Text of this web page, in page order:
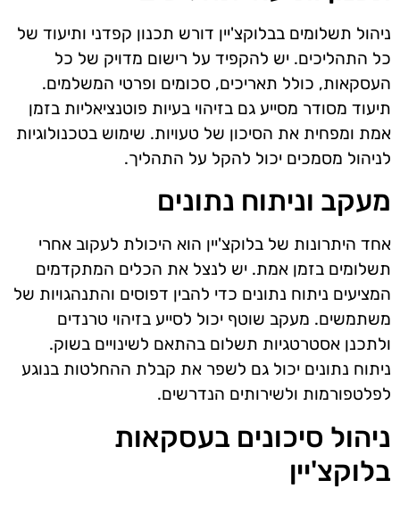
ניהול תשלומים בבלוקצ'יין דורש תכנון קפדני ותיעוד של
כל התהליכים. יש להקפיד על רישום מדויק של כל
העסקאות, כולל תאריכים, סכומים ופרטי המשלמים.
תיעוד מסודר מסייע גם בזיהוי בעיות פוטנציאליות בזמן
אמת ומפחית את הסיכון של טעויות. שימוש בטכנולוגיות
לניהול מסמכים יכול להקל על התהליך.
מעקב וניתוח נתונים
אחד היתרונות של בלוקצ'יין הוא היכולת לעקוב אחרי
תשלומים בזמן אמת. יש לנצל את הכלים המתקדמים
המציעים ניתוח נתונים כדי להבין דפוסים והתנהגויות של
משתמשים. מעקב שוטף יכול לסייע בזיהוי טרנדים
ולתכנן אסטרטגיות תשלום בהתאם לשינויים בשוק.
ניתוח נתונים יכול גם לשפר את קבלת ההחלטות בנוגע
לפלטפורמות ולשירותים הנדרשים.
ניהול סיכונים בעסקאות
בלוקצ'יין